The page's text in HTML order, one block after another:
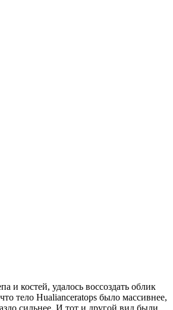
и костей, удалось воссоздать облик
тело Hualianceratops было массивнее,